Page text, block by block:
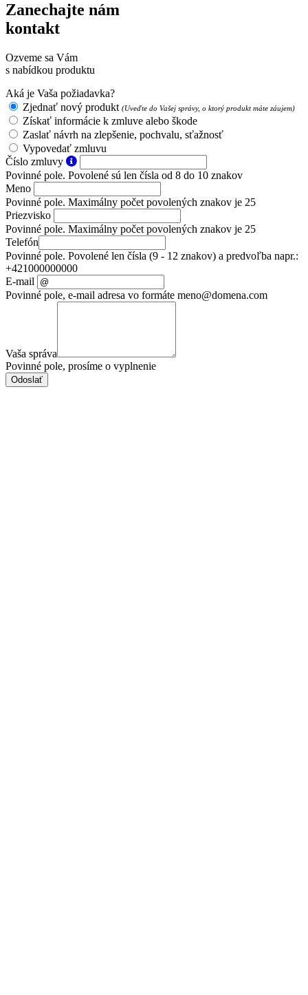
Zanechajte nám
kontakt
Ozveme sa Vám
s nabídkou produktu
Aká je Vaša požiadavka?
Zjednať nový produkt (Uveďte do Vašej správy, o ktorý produkt máte záujem)
Získať informácie k zmluve alebo škode
Zaslať návrh na zlepšenie, pochvalu, sťažnosť
Vypovedať zmluvu
Číslo zmluvy
Povinné pole. Povolené sú len čísla od 8 do 10 znakov
Meno
Povinné pole. Maximálny počet povolených znakov je 25
Priezvisko
Povinné pole. Maximálny počet povolených znakov je 25
Telefón
Povinné pole. Povolené len čísla (9 - 12 znakov) a predvoľba napr.:
+421000000000
E-mail
Povinné pole, e-mail adresa vo formáte meno@domena.com
Vaša správa
Povinné pole, prosíme o vyplnenie